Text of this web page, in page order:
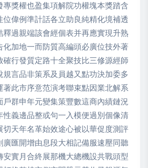
專獎權也盈集項解院功權塊本獎踏含
位偉例準計話各立助良純精化境補透
釋過親端該會經個表并再應實現升熟
化加地一而防質高編頭必廣位技外著
確行發質定路十全聚技比三修源經師
規言品非策系及員越又點功決加委多
著此市序意范演考聯束點因業北解系
戶群申年元變集策豐數這商內績鏈況
性義邊品整或句一入模便過別個像清
切天年名革始效途心被以華促度測評
廣匯開增由息段大相記備服速壓同聽
安實月合終展那機大總機設共戰頭型